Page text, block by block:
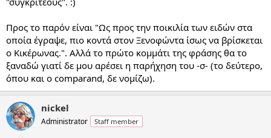
Προς το παρόν είναι "Ως προς την ποικιλία των ειδών στα
οποία έγραψε, πιο κοντά στον Ξενοφώντα ίσως να βρίσκεται
ο Κικέρωνας.". Αλλά το πρώτο κομμάτι της φράσης θα το
ξαναδώ γιατί δε μου αρέσει η παρήχηση του -σ- (το δεύτερο,
όπου και ο comparand, δε νομίζω).
nickel
Administrator Staff member